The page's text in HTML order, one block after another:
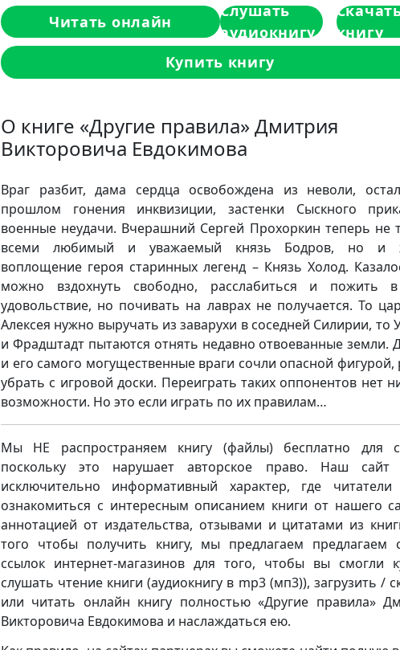
Читать онлайн
Слушать
аудиокнигу
книгу
Купить книгу
О книге «Другие правила» Дмитрия
Викторовича Евдокимова
Враг разбит, дама сердца освобождена из неволи,
прошлом гонения инквизиции, застенки Сыскного
военные неудачи. Вчерашний Сергей Прохоркин теперь не
всеми любимый и уважаемый князь Бодров, но и
воплощение героя старинных легенд – Князь Холод.
можно вздохнуть свободно, расслабиться и пожить
удовольствие, но почивать на лаврах не получается. То
Алексея нужно выручать из заварухи в соседней Силирии, то
и Фрадштадт пытаются отнять недавно отвоеванные земли.
и его самого могущественные враги сочли опасной
убрать с игровой доски. Переиграть таких оппонентов нет
возможности. Но это если играть по их правилам…
Мы НЕ распространяем книгу (файлы) бесплатно для
поскольку это нарушает авторское право. Наш сайт
исключительно информативный характер, где читатели
ознакомиться с интересным описанием книги от нашего
аннотацией от издательства, отзывами и цитатами из
того чтобы получить книгу, мы предлагаем предлагаем
ссылок интернет-магазинов для того, чтобы вы смогли
слушать чтение книги (аудиокнигу в mp3 (мп3)), загрузить /
или читать онлайн книгу полностью «Другие правила»
Викторовича Евдокимова и наслаждаться ею.